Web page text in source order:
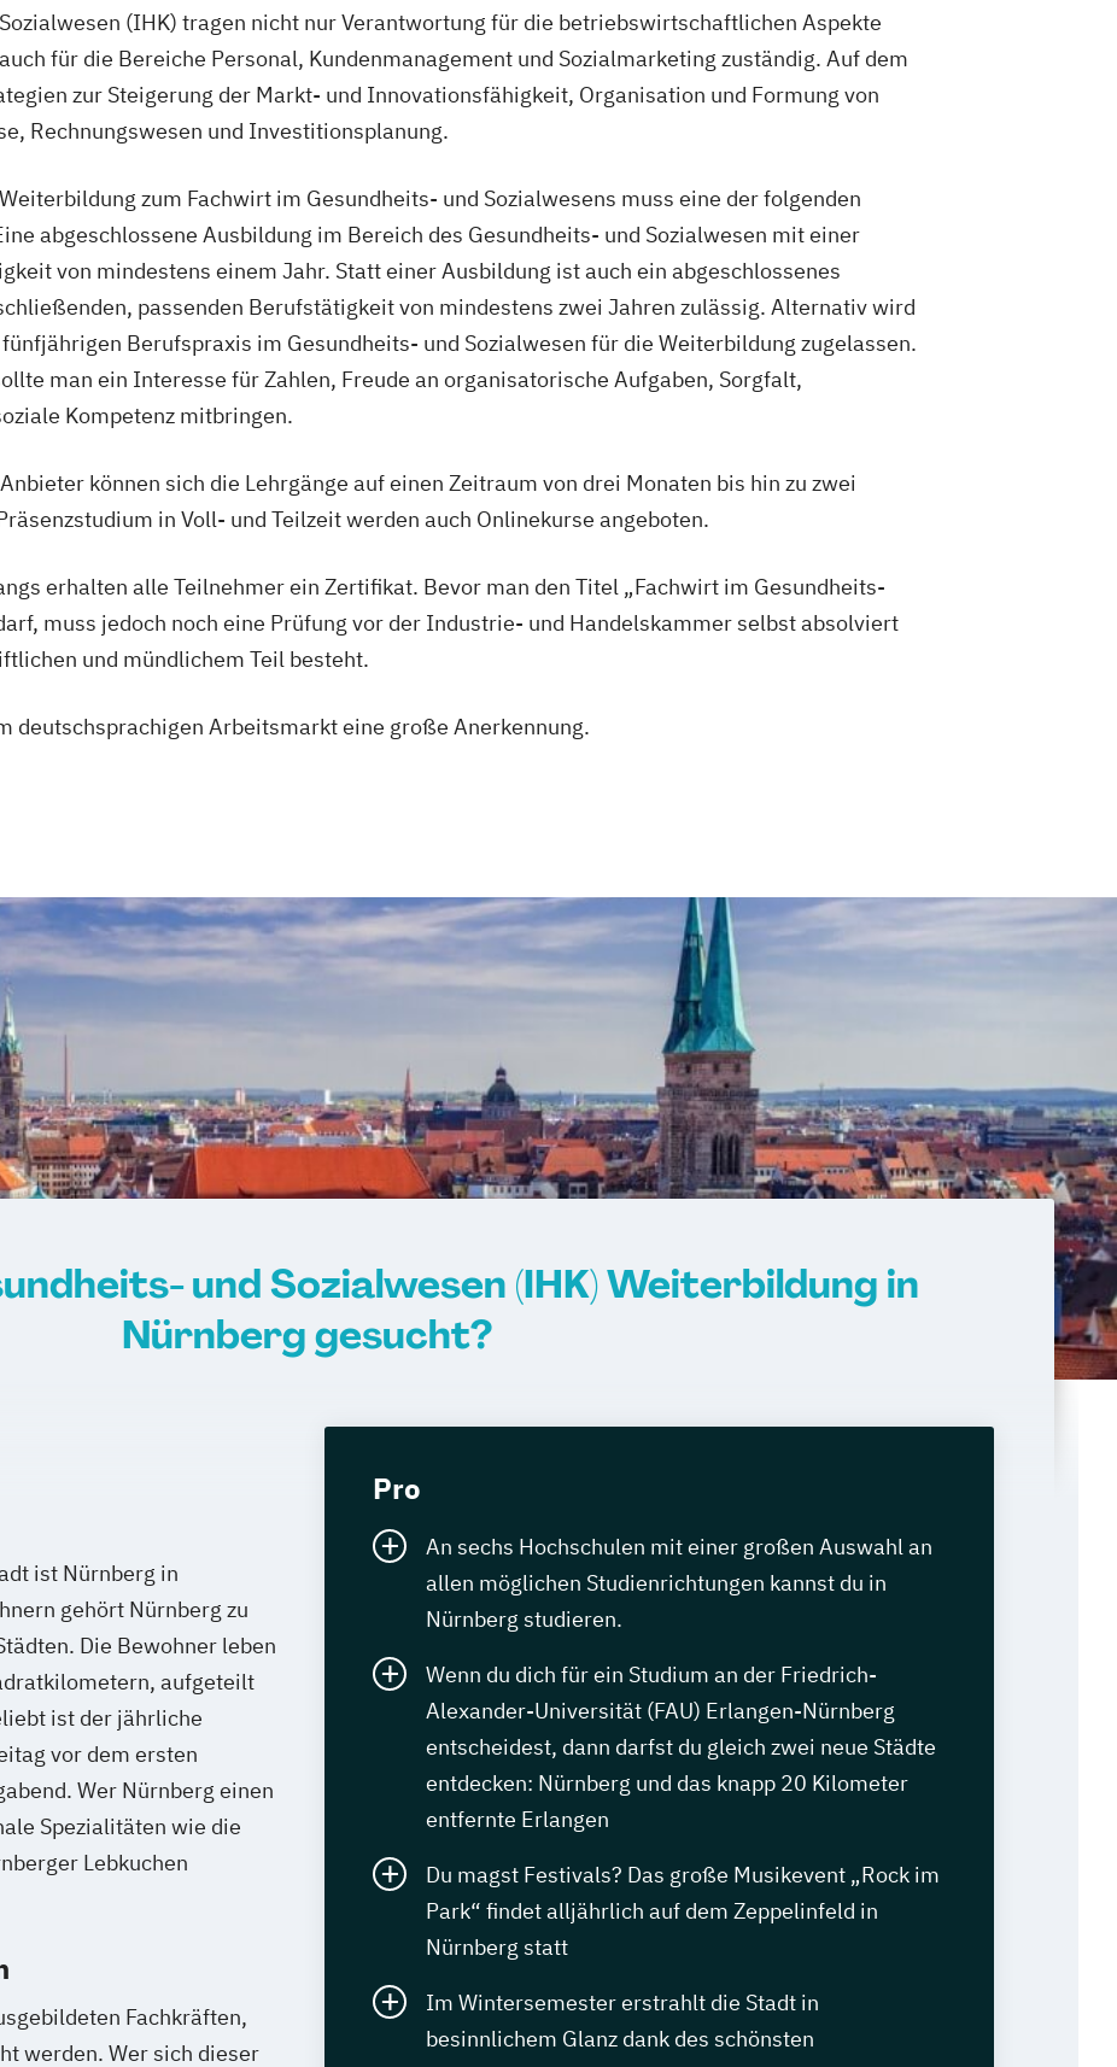
(IHK) tragen nicht nur Verantwortung für die betriebswirtschaftlichen Aspekte
für die Bereiche Personal, Kundenmanagement und Sozialmarketing zuständig. Auf dem
zur Steigerung der Markt- und Innovationsfähigkeit, Organisation und Formung von
Rechnungswesen und Investitionsplanung.
zum Fachwirt im Gesundheits- und Sozialwesens muss eine der folgenden
abgeschlossene Ausbildung im Bereich des Gesundheits- und Sozialwesen mit einer
von mindestens einem Jahr. Statt einer Ausbildung ist auch ein abgeschlossenes
passenden Berufstätigkeit von mindestens zwei Jahren zulässig. Alternativ wird
Berufspraxis im Gesundheits- und Sozialwesen für die Weiterbildung zugelassen.
man ein Interesse für Zahlen, Freude an organisatorische Aufgaben, Sorgfalt,
Kompetenz mitbringen.
können sich die Lehrgänge auf einen Zeitraum von drei Monaten bis hin zu zwei
in Voll- und Teilzeit werden auch Onlinekurse angeboten.
erhalten alle Teilnehmer ein Zertifikat. Bevor man den Titel „Fachwirt im Gesundheits-
muss jedoch noch eine Prüfung vor der Industrie- und Handelskammer selbst absolviert
und mündlichem Teil besteht.
deutschsprachigen Arbeitsmarkt eine große Anerkennung.
und Sozialwesen (IHK) Weiterbildung in
Nürnberg gesucht?
ist Nürnberg in
gehört Nürnberg zu
Die Bewohner leben
aufgeteilt
ist der jährliche
vor dem ersten
Wer Nürnberg einen
Spezialitäten wie die
Lebkuchen
Fachkräften,
werden. Wer sich dieser
Pro
An sechs Hochschulen mit einer großen Auswahl an
allen möglichen Studienrichtungen kannst du in
Nürnberg studieren.
Wenn du dich für ein Studium an der Friedrich-
Alexander-Universität (FAU) Erlangen-Nürnberg
entscheidest, dann darfst du gleich zwei neue Städte
entdecken: Nürnberg und das knapp 20 Kilometer
entfernte Erlangen
Du magst Festivals? Das große Musikevent „Rock im
Park“ findet alljährlich auf dem Zeppelinfeld in
Nürnberg statt
Im Wintersemester erstrahlt die Stadt in
besinnlichem Glanz dank des schönsten